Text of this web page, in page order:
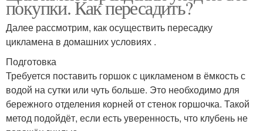
покупки. Как пересадить?
Далее рассмотрим, как осуществить пересадку
цикламена в домашних условиях .
Подготовка
Требуется поставить горшок с цикламеном в ёмкость с
водой на сутки или чуть больше. Это необходимо для
бережного отделения корней от стенок горшочка. Такой
метод подойдёт, если есть уверенность, что клубень не